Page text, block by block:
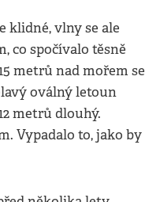
klidné, vlny se ale
co spočívalo těsně
metrů nad mořem se
oválný letoun
metrů dlouhý.
Vypadalo to, jako by